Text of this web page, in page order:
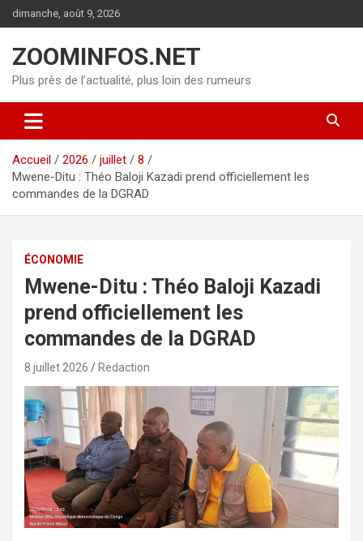
Aller
au
dimanche, août 9, 2026
ZOOMINFOS.NET
Plus près de l’actualité, plus loin des rumeurs
Accueil 2026 juillet
8
Mwene-Ditu : Théo Baloji Kazadi prend officiellement les
commandes de la DGRAD
ÉCONOMIE
Mwene-Ditu : Théo Baloji Kazadi
prend officiellement les
commandes de la DGRAD
8 juillet 2026 Redaction